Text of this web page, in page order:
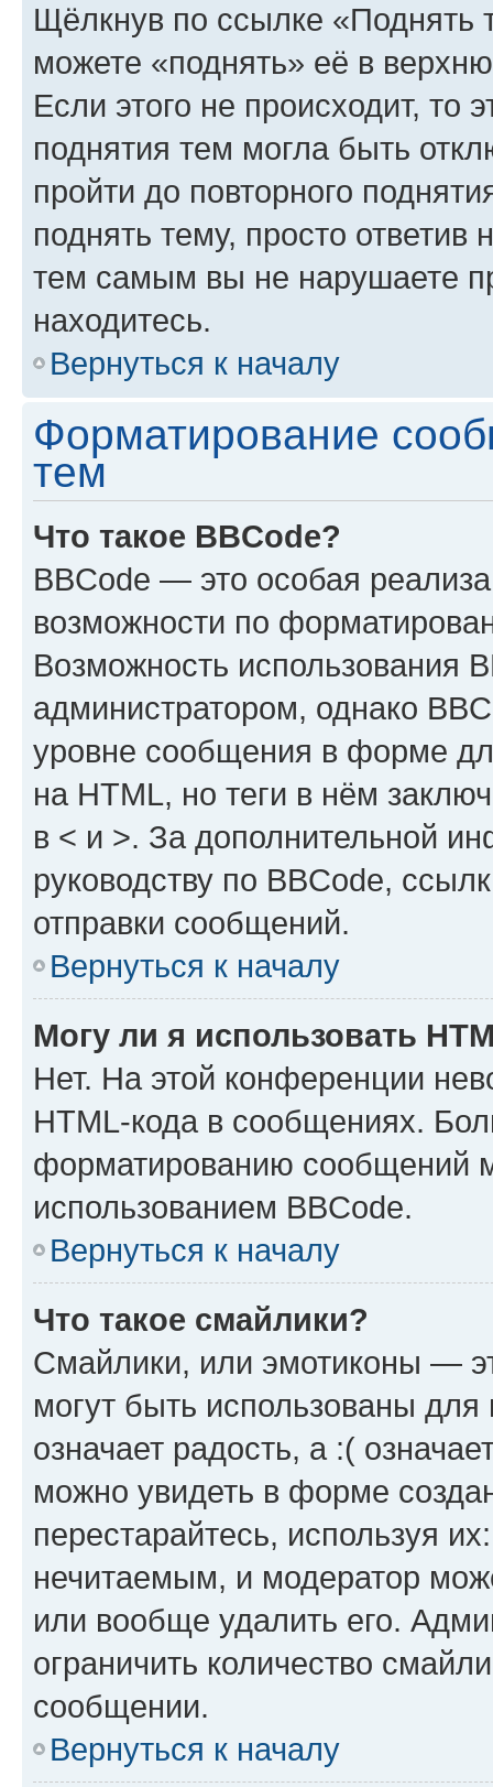
Щёлкнув по ссылке «Поднять
можете «поднять» её в
Если этого не происходит, то
поднятия тем могла быть
пройти до повторного
поднять тему, просто ответив
тем самым вы не нарушаете
находитесь.
Вернуться к началу
Форматирование
тем
Что такое BBCode?
BBCode — это особая
возможности по
Возможность использования
администратором, однако
уровне сообщения в форме
на HTML, но теги в нём
в < и >. За дополнительной
руководству по BBCode,
отправки сообщений.
Вернуться к началу
Могу ли я использовать
Нет. На этой конференции
HTML-кода в сообщениях.
форматированию сообщений
использованием BBCode.
Вернуться к началу
Что такое смайлики?
Смайлики, или эмотиконы —
могут быть использованы
означает радость, а :(
можно увидеть в форме
перестарайтесь, используя
нечитаемым, и модератор
или вообще удалить его.
ограничить количество
сообщении.
Вернуться к началу